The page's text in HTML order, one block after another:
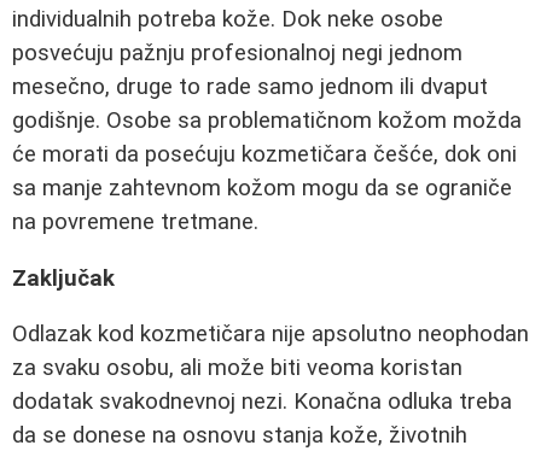
individualnih potreba kože. Dok neke osobe
posvećuju pažnju profesionalnoj negi jednom
mesečno, druge to rade samo jednom ili dvaput
godišnje. Osobe sa problematičnom kožom možda
će morati da posećuju kozmetičara češće, dok oni
sa manje zahtevnom kožom mogu da se ograniče
na povremene tretmane.
Zaključak
Odlazak kod kozmetičara nije apsolutno neophodan
za svaku osobu, ali može biti veoma koristan
dodatak svakodnevnoj nezi. Konačna odluka treba
da se donese na osnovu stanja kože, životnih